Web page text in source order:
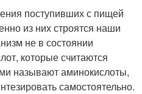
поступивших с пищей
из них строятся наши
не в состоянии
которые считаются
называют аминокислоты,
самостоятельно.